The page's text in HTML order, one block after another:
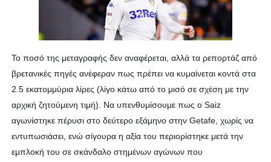
Το ποσό της μεταγραφής δεν αναφέρεται, αλλά τα ρεπορτάζ από
βρετανικές πηγές ανέφεραν πως πρέπει να κυμαίνεται κοντά στα
2.5 εκατομμύρια λίρες (λίγο κάτω από το μισό σε σχέση με την
αρχική ζητούμενη τιμή). Να υπενθυμίσουμε πως ο Saiz
αγωνίστηκε πέρυσι στο δεύτερο εξάμηνο στην Getafe, χωρίς να
εντυπωσιάσει, ενώ σίγουρα η αξία του περιορίστηκε μετά την
εμπλοκή του σε σκάνδαλο στημένων αγώνων που